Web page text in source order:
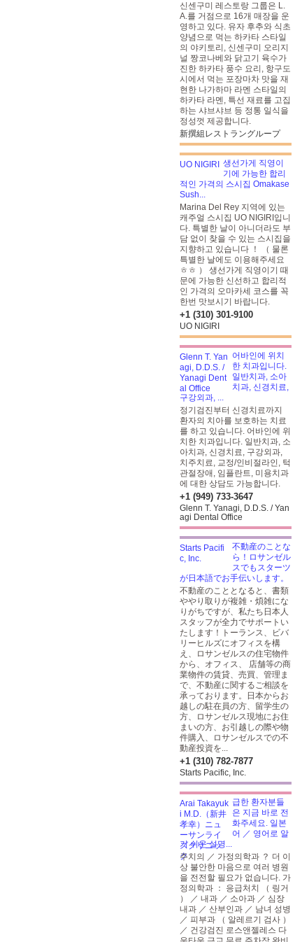
신센구미 레스토랑 그룹은 L.
A.를 거점으로 16개 매장을 운
영하고 있다. 유자 후추와 식초
양념으로 먹는 하카타 스타일
의 야키토리, 신센구미 오리지
널 짱코나베와 닭고기 육수가
진한 하카타 풍수 요리, 항구도
시에서 먹는 포장마차 맛을 재
현한 나가하마 라멘 스타일의
하카타 라멘, 특선 재료를 고집
하는 샤브샤브 등 정통 일식을
정성껏 제공합니다.
新撰組レストラングループ
생선가게 직영이
기에 가능한 합리
적인 가격의 스시집 Omakase
Sush...
Marina Del Rey 지역에 있는
캐주얼 스시집 UO NIGIRI입니
다. 특별한 날이 아니더라도 부
담 없이 찾을 수 있는 스시집을
지향하고 있습니다 ！ （ 물론
특별한 날에도 이용해주세요
ㅎㅎ ） 생선가게 직영이기 때
문에 가능한 신선하고 합리적
인 가격의 오마카세 코스를 꼭
한번 맛보시기 바랍니다.
+1 (310) 301-9100
UO NIGIRI
어바인에 위치
한 치과입니다.
일반치과, 소아
치과, 신경치료,
구강외과, ...
정기검진부터 신경치료까지
환자의 치아를 보호하는 치료
를 하고 있습니다. 어바인에 위
치한 치과입니다. 일반치과, 소
아치과, 신경치료, 구강외과,
치주치료, 교정/인비절라인, 턱
관절장애, 임플란트, 미용치과
에 대한 상담도 가능합니다.
+1 (949) 733-3647
Glenn T. Yanagi, D.D.S. / Yan
agi Dental Office
不動産のことな
ら！ロサンゼル
スでもスターツ
が日本語でお手伝いします。
不動産のこととなると、書類
ややり取りが複雑・煩雑にな
りがちですが、私たち日本人
スタッフが全力でサポートい
たします！トーランス、ビバ
リーヒルズにオフィスを構
え、ロサンゼルスの住宅物件
から、オフィス、 店舗等の商
業物件の賃貸、売買、管理ま
で、不動産に関するご相談を
承っております。日本からお
越しの駐在員の方、留学生の
方、ロサンゼルス現地にお住
まいの方、お引越しの際や物
件購入、ロサンゼルスでの不
動産投資を...
+1 (310) 782-7877
Starts Pacific, Inc.
급한 환자분들
은 지금 바로 전
화주세요. 일본
어 ／ 영어로 알
기 쉬운 설명...
주치의 ／ 가정의학과 ？ 더 이
상 불안한 마음으로 여러 병원
을 전전할 필요가 없습니다. 가
정의학과 ： 응급처치 （ 링거
） ／ 내과 ／ 소아과 ／ 심장
내과 ／ 산부인과 ／ 남녀 성병
／ 피부과 （ 알레르기 검사 ）
／ 건강검진 로스앤젤레스 다